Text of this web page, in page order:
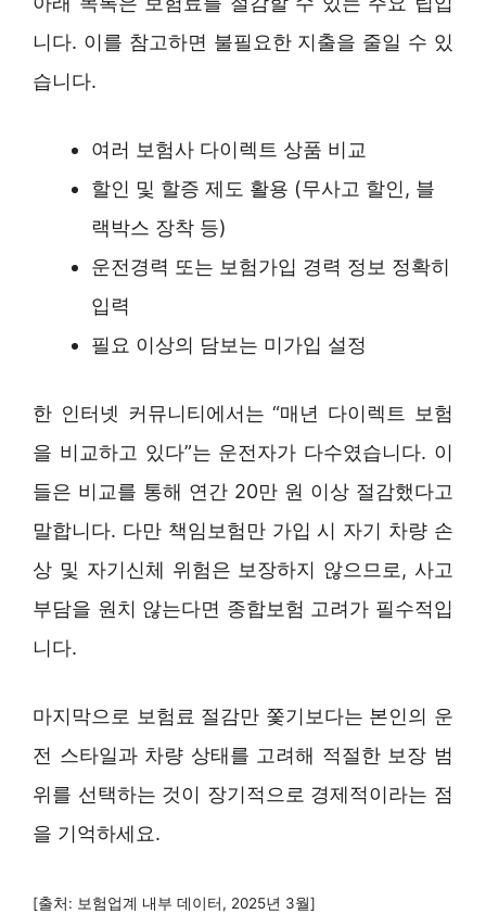
니다. 이를 참고하면 불필요한 지출을 줄일 수 있
습니다.
여러 보험사 다이렉트 상품 비교
할인 및 할증 제도 활용 (무사고 할인, 블
랙박스 장착 등)
운전경력 또는 보험가입 경력 정보 정확히
입력
필요 이상의 담보는 미가입 설정
한 인터넷 커뮤니티에서는 “매년 다이렉트 보험
을 비교하고 있다”는 운전자가 다수였습니다. 이
들은 비교를 통해 연간 20만 원 이상 절감했다고
말합니다. 다만 책임보험만 가입 시 자기 차량 손
상 및 자기신체 위험은 보장하지 않으므로, 사고
부담을 원치 않는다면 종합보험 고려가 필수적입
니다.
마지막으로 보험료 절감만 쫓기보다는 본인의 운
전 스타일과 차량 상태를 고려해 적절한 보장 범
위를 선택하는 것이 장기적으로 경제적이라는 점
을 기억하세요.
[출처: 보험업계 내부 데이터, 2025년 3월]